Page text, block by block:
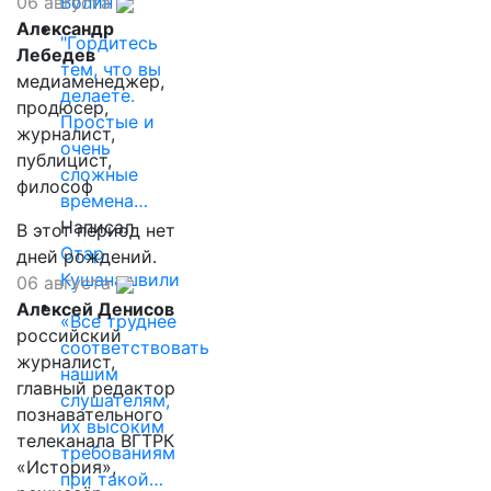
"Гордитесь
тем, что вы
делаете.
Простые и
очень
сложные
времена…
Написал
Отар
Кушанашвили
«Все труднее
соответствовать
нашим
слушателям,
их высоким
требованиям
при такой…
Александр
Лебедев
медиаменеджер,
продюсер,
журналист,
публицист,
философ
В этот период нет
дней рождений.
06 августа
Алексей Денисов
российский
журналист,
главный редактор
познавательного
телеканала ВГТРК
«История»,